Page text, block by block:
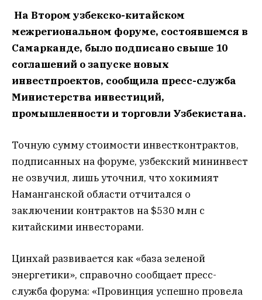
На Втором узбекско-китайском
межрегиональном форуме, состоявшемся в
Самарканде, было подписано свыше 10
соглашений о запуске новых
инвестпроектов, сообщила пресс-служба
Министерства инвестиций,
промышленности и торговли Узбекистана.
Точную сумму стоимости инвестконтрактов,
подписанных на форуме, узбекский мининвест
не озвучил, лишь уточнил, что хокимият
Наманганской области отчитался о
заключении контрактов на $530 млн с
китайскими инвесторами.
Цинхай развивается как «база зеленой
энергетики», справочно сообщает пресс-
служба форума: «Провинция успешно провела